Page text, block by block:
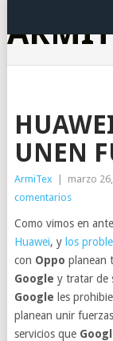
UNEN
ArmiTex marzo
comentarios
Como vimos en
Huawei, y los
con Oppo planean
Google y tratar de
Google les
planean unir
servicios que